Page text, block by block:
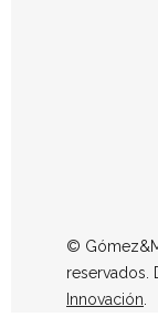
©
reservados.
Innovación.